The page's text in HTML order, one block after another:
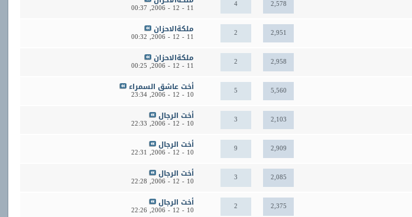
4 2,578
11 - 12 - 2006,
00:37
2 2,951 ملكةالاحزان
11 - 12 - 2006,
00:32
2 2,958 ملكةالاحزان
11 - 12 - 2006,
00:25
5 5,560 أخت عاشق السمراء
10 - 12 - 2006,
23:34
3 2,103 أخت الرجال
10 - 12 - 2006,
22:33
9 2,909 أخت الرجال
10 - 12 - 2006,
22:31
3 2,085 أخت الرجال
10 - 12 - 2006,
22:28
2 2,375 أخت الرجال
10 - 12 - 2006,
22:26